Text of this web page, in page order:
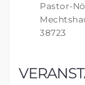
Pastor-
38723